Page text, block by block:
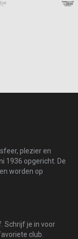
plezier en
1936 opgericht. De
worden op
Schrijf je in voor
club.